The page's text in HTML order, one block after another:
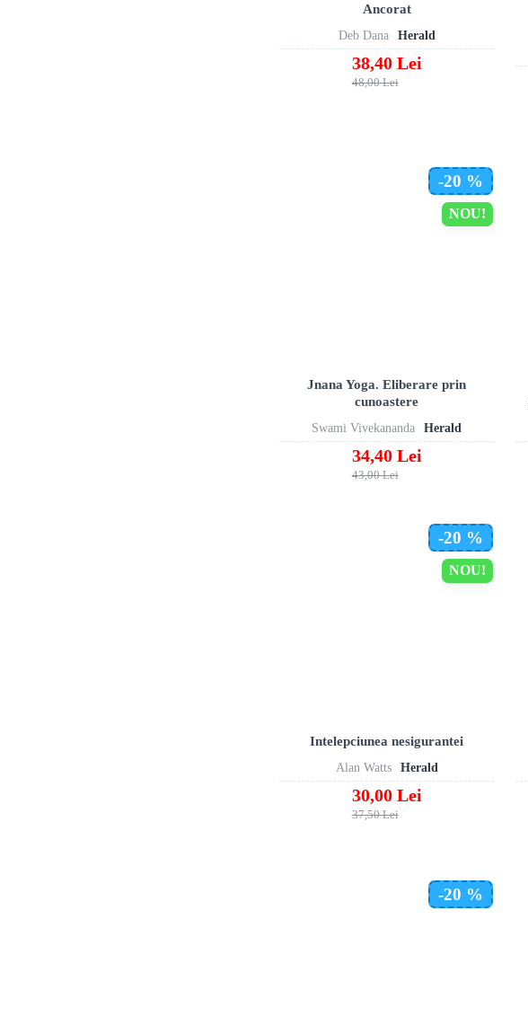
Deb Dana Herald
Ancorat
38,40 Lei
48,00 Lei
NOU!
-20 %
Swami Vivekananda Herald
Jnana Yoga. Eliberare prin
cunoastere
34,40 Lei
43,00 Lei
NOU!
-20 %
Alan Watts Herald
Intelepciunea nesigurantei
30,00 Lei
37,50 Lei
-20 %